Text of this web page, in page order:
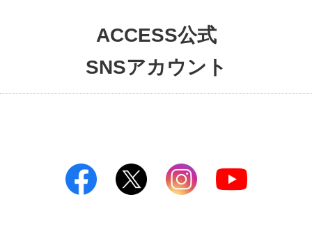
ACCESS公式
SNSアカウント